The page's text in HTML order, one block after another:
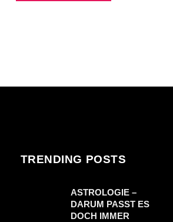
TRENDING POSTS
ASTROLOGIE –
DARUM PASST ES
DOCH IMMER